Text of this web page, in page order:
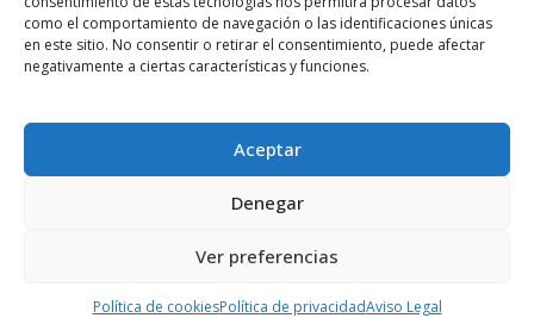
como el comportamiento de navegación o las identificaciones únicas
en este sitio. No consentir o retirar el consentimiento, puede afectar
negativamente a ciertas características y funciones.
Aceptar
Denegar
Ver preferencias
Política de cookiesPolítica de privacidadAviso Legal
Notificarme vía correo electrónico cuando el comentario sea
Este sitio usa Akismet para reducir el spam.
cómo se procesan los datos de tus comentarios.